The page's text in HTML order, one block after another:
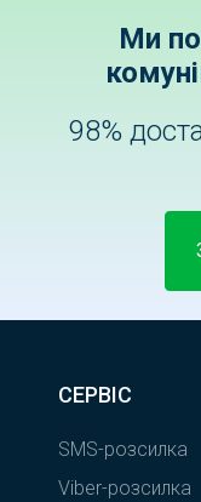
Ми
98%
СЕРВІС
SMS-розсилка
Viber-розсилка